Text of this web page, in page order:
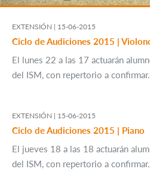
EXTENSIÓN | 15-06-2015
Ciclo de Audiciones 2015 |
El lunes 22 a las 17 actuarán
del ISM, con repertorio a confirmar.
EXTENSIÓN | 15-06-2015
Ciclo de Audiciones 2015 | Piano
El jueves 18 a las 18 actuarán
del ISM, con repertorio a confirmar.